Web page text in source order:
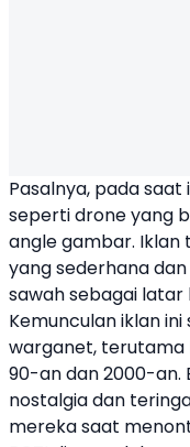
Pasalnya, pada
seperti drone yang
angle gambar. Iklan
yang sederhana
sawah sebagai latar
Kemunculan iklan
warganet, terutama
90-an dan 2000-an.
nostalgia dan
mereka saat